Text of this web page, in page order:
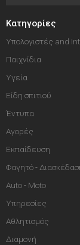
Κατηγορίες
Υπολογιστές and
Παιχνίδια
Υγεία
Είδη σπιτιού
Έντυπα
Αγορές
Εκπαίδευση
Φαγητό -
Auto - Moto
Υπηρεσίες
Αθλητισμός
Διαμονή